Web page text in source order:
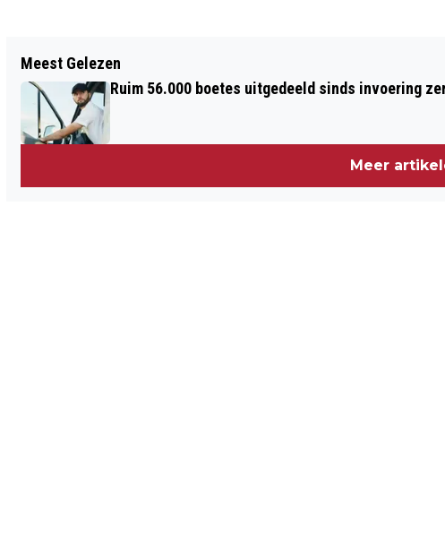
JACHT OP SJOEMELENDE WEBWINKELS
Meest Gelezen
Ruim 56.000 boetes uitgedeeld sinds invoering
Meer